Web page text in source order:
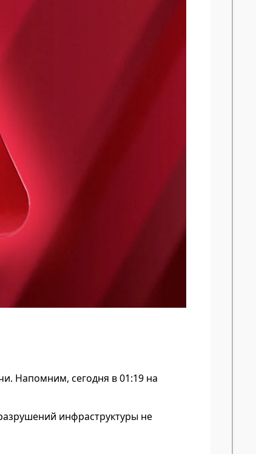
Напомним, сегодня в 01:19 на
инфраструктуры не